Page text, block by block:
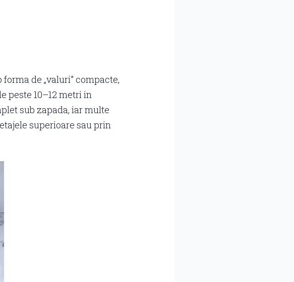
de „valuri” compacte,
peste 10–12 metri in
sub zapada, iar multe
superioare sau prin